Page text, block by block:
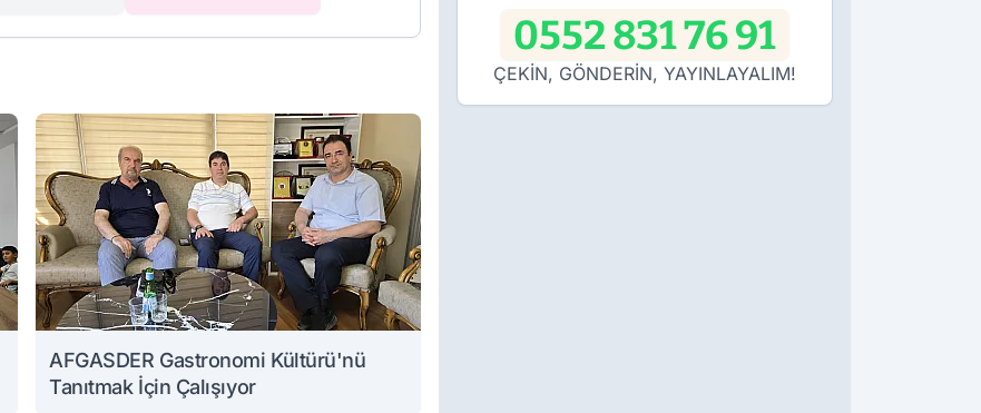
AFGASDER Gastronomi Kültürü'nü
Tanıtmak İçin Çalışıyor
0552 831 76 91
ÇEKİN, GÖNDERİN, YAYINLAYALIM!